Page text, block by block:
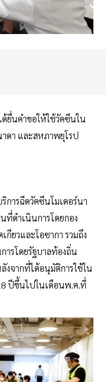
ยื่นคำขอให้ใช้วัคซีนใน
ดา และสหภาพยุโรป
การฉีดวัคซีนโมเดอร์นา
ดำเนินการโดยกอง
กียวและโอซากา รวมถึง
รโดยรัฐบาลท้องถิ่น
งจากที่ได้อนุมัติการใช้ใน
ปีขึ้นไปในเดือนพ.ค.ที่